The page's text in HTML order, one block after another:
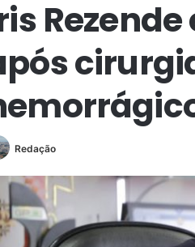
Redação